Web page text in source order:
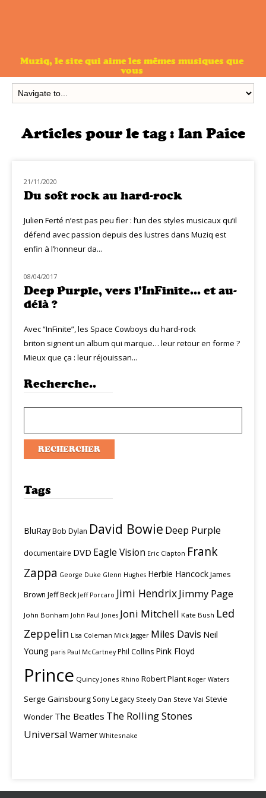
Muziq, le site qui aime les mêmes musiques que
vous
Articles pour le tag : Ian Paice
NOUVEAUTÉS
21/11/2020
Du soft rock au hard-rock
Julien Ferté n’est pas peu fier : l’un des styles musicaux qu’il
défend avec passion depuis des lustres dans Muziq est
enfin à l’honneur da...
CLASSIQ ROCK
08/04/2017
Deep Purple, vers l’InFinite… et au-
délà ?
Avec “InFinite”, les Space Cowboys du hard-rock
briton signent un album qui marque… leur retour en forme ?
Mieux que ça : leur réjouissan...
Recherche..
Tags
BluRayBob Dylan David Bowie Deep Purple
documentaire DVD Eagle Vision Eric Clapton Frank
Zappa George Duke Glenn Hughes Herbie HancockJames
Brown Jeff Beck Jeff Porcaro Jimi HendrixJimmy Page
John Bonham John Paul Jones Joni Mitchell Kate Bush Led
Zeppelin Lisa Coleman Mick Jagger Miles Davis Neil
Young paris Paul McCartney Phil Collins Pink Floyd
Prince Quincy Jones Rhino Robert Plant Roger Waters
Serge Gainsbourg Sony Legacy Steely Dan Steve Vai Stevie
Wonder The Beatles The Rolling Stones
Universal Warner Whitesnake